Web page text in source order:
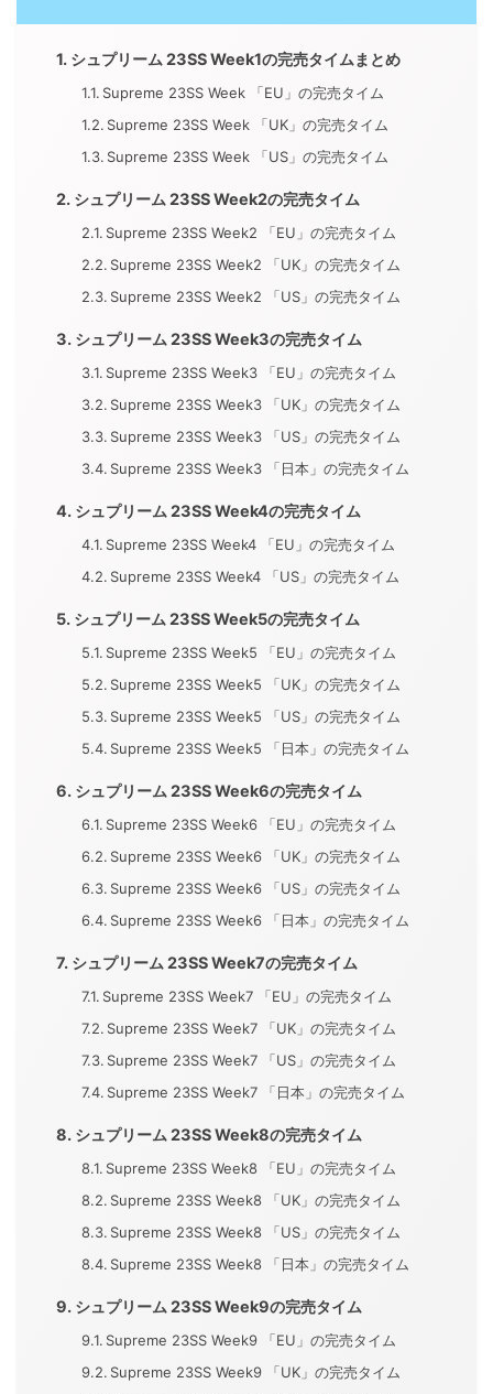
シュプリーム 23SS Week1の完売タイムまとめ
Supreme 23SS Week 「EU」の完売タイム
Supreme 23SS Week 「UK」の完売タイム
Supreme 23SS Week 「US」の完売タイム
シュプリーム 23SS Week2の完売タイム
Supreme 23SS Week2 「EU」の完売タイム
Supreme 23SS Week2 「UK」の完売タイム
Supreme 23SS Week2 「US」の完売タイム
シュプリーム 23SS Week3の完売タイム
Supreme 23SS Week3 「EU」の完売タイム
Supreme 23SS Week3 「UK」の完売タイム
Supreme 23SS Week3 「US」の完売タイム
Supreme 23SS Week3 「日本」の完売タイム
シュプリーム 23SS Week4の完売タイム
Supreme 23SS Week4 「EU」の完売タイム
Supreme 23SS Week4 「US」の完売タイム
シュプリーム 23SS Week5の完売タイム
Supreme 23SS Week5 「EU」の完売タイム
Supreme 23SS Week5 「UK」の完売タイム
Supreme 23SS Week5 「US」の完売タイム
Supreme 23SS Week5 「日本」の完売タイム
シュプリーム 23SS Week6の完売タイム
Supreme 23SS Week6 「EU」の完売タイム
Supreme 23SS Week6 「UK」の完売タイム
Supreme 23SS Week6 「US」の完売タイム
Supreme 23SS Week6 「日本」の完売タイム
シュプリーム 23SS Week7の完売タイム
Supreme 23SS Week7 「EU」の完売タイム
Supreme 23SS Week7 「UK」の完売タイム
Supreme 23SS Week7 「US」の完売タイム
Supreme 23SS Week7 「日本」の完売タイム
シュプリーム 23SS Week8の完売タイム
Supreme 23SS Week8 「EU」の完売タイム
Supreme 23SS Week8 「UK」の完売タイム
Supreme 23SS Week8 「US」の完売タイム
Supreme 23SS Week8 「日本」の完売タイム
シュプリーム 23SS Week9の完売タイム
Supreme 23SS Week9 「EU」の完売タイム
Supreme 23SS Week9 「UK」の完売タイム